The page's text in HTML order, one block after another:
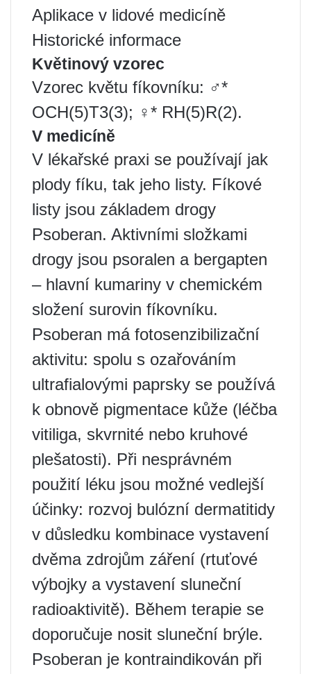
Aplikace v lidové medicíně
Historické informace
Květinový vzorec
Vzorec květu fíkovníku: ♂*
OCH(5)T3(3); ♀* RH(5)R(2).
V medicíně
V lékařské praxi se používají jak
plody fíku, tak jeho listy. Fíkové
listy jsou základem drogy
Psoberan. Aktivními složkami
drogy jsou psoralen a bergapten
– hlavní kumariny v chemickém
složení surovin fíkovníku.
Psoberan má fotosenzibilizační
aktivitu: spolu s ozařováním
ultrafialovými paprsky se používá
k obnově pigmentace kůže (léčba
vitiliga, skvrnité nebo kruhové
plešatosti). Při nesprávném
použití léku jsou možné vedlejší
účinky: rozvoj bulózní dermatitidy
v důsledku kombinace vystavení
dvěma zdrojům záření (rtuťové
výbojky a vystavení sluneční
radioaktivitě). Během terapie se
doporučuje nosit sluneční brýle.
Psoberan je kontraindikován při